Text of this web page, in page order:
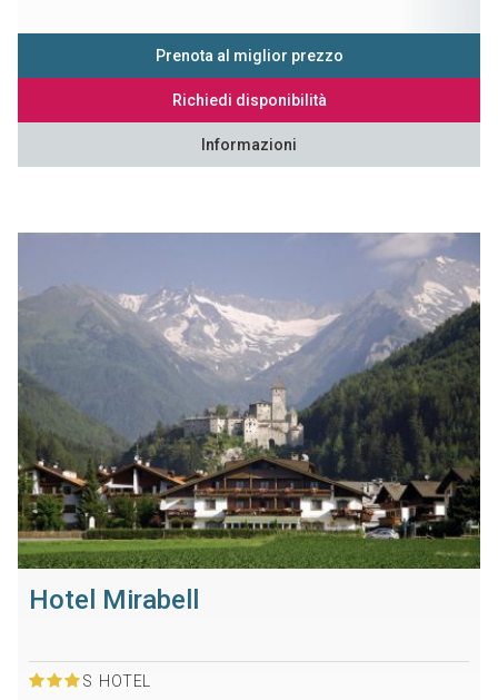
Prenota al miglior prezzo
Richiedi disponibilità
Informazioni
Hotel Mirabell
S HOTEL